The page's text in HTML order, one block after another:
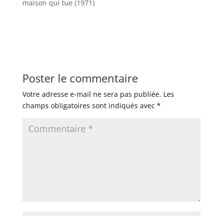
maison qui tue (1971)
Poster le commentaire
Votre adresse e-mail ne sera pas publiée. Les
champs obligatoires sont indiqués avec *